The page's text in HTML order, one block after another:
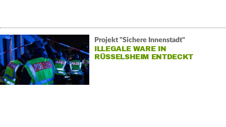
Projekt "Sichere Innenstadt"
ILLEGALE WARE IN
RÜSSELSHEIM ENTDECKT